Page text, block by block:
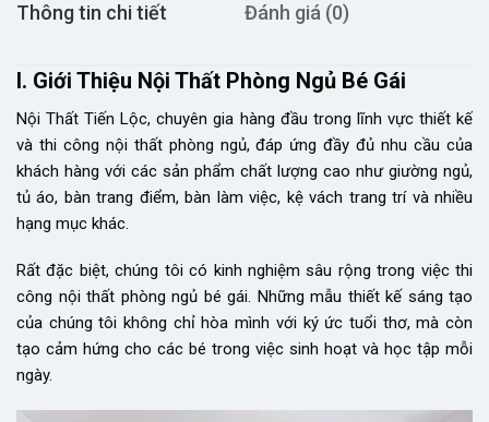
Thông tin chi tiết Đánh giá (0)
I. Giới Thiệu Nội Thất Phòng Ngủ Bé Gái
Nội Thất Tiến Lộc, chuyên gia hàng đầu trong lĩnh vực thiết kế
và thi công nội thất phòng ngủ, đáp ứng đầy đủ nhu cầu của
khách hàng với các sản phẩm chất lượng cao như giường ngủ,
tủ áo, bàn trang điểm, bàn làm việc, kệ vách trang trí và nhiều
hạng mục khác.
Rất đặc biệt, chúng tôi có kinh nghiệm sâu rộng trong việc thi
công nội thất phòng ngủ bé gái. Những mẫu thiết kế sáng tạo
của chúng tôi không chỉ hòa mình với ký ức tuổi thơ, mà còn
tạo cảm hứng cho các bé trong việc sinh hoạt và học tập mỗi
ngày.